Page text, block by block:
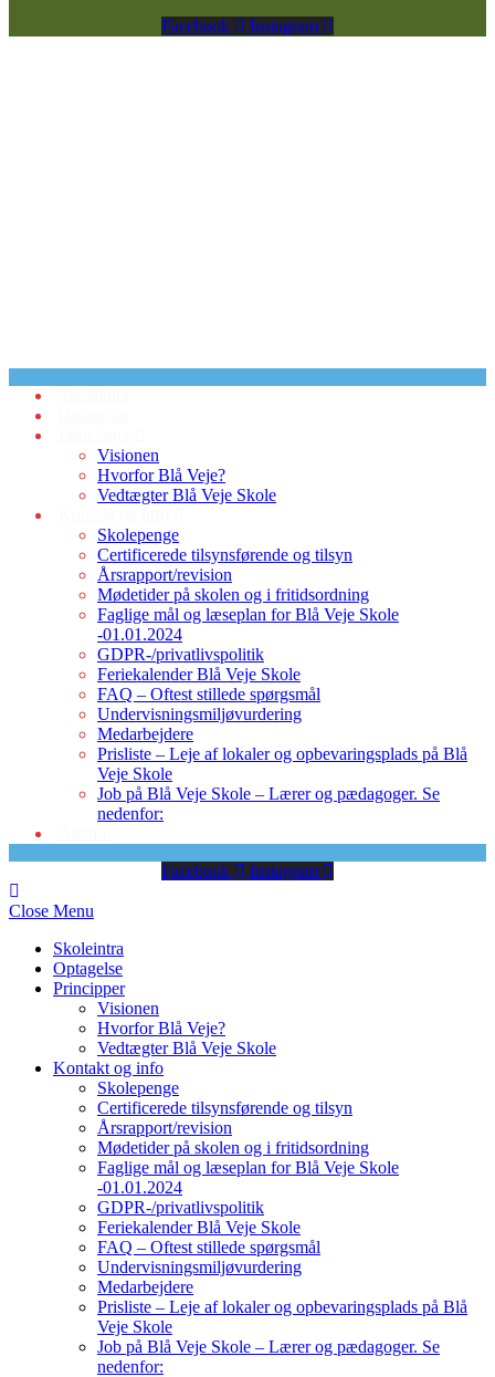
Facebook
Instagram
Visionen
Hvorfor Blå Veje?
Vedtægter Blå Veje Skole
Skolepenge
Certificerede tilsynsførende og tilsyn
Årsrapport/revision
Mødetider på skolen og i fritidsordning
Faglige mål og læseplan for Blå Veje Skole
-01.01.2024
GDPR-/privatlivspolitik
Feriekalender Blå Veje Skole
FAQ – Oftest stillede spørgsmål
Undervisningsmiljøvurdering
Medarbejdere
Prisliste – Leje af lokaler og opbevaringsplads på Blå
Veje Skole
Job på Blå Veje Skole – Lærer og pædagoger. Se
nedenfor:
Facebook
Instagram
Close Menu
Skoleintra
Optagelse
Principper
Visionen
Hvorfor Blå Veje?
Vedtægter Blå Veje Skole
Kontakt og info
Skolepenge
Certificerede tilsynsførende og tilsyn
Årsrapport/revision
Mødetider på skolen og i fritidsordning
Faglige mål og læseplan for Blå Veje Skole
-01.01.2024
GDPR-/privatlivspolitik
Feriekalender Blå Veje Skole
FAQ – Oftest stillede spørgsmål
Undervisningsmiljøvurdering
Medarbejdere
Prisliste – Leje af lokaler og opbevaringsplads på Blå
Veje Skole
Job på Blå Veje Skole – Lærer og pædagoger. Se
nedenfor: